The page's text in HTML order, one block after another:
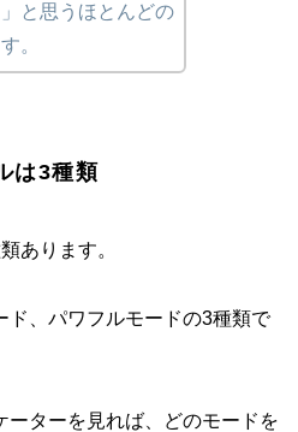
と思うほとんどの
。
は3種類
あります。
ド、パワフルモードの3種類で
ーターを見れば、どのモードを